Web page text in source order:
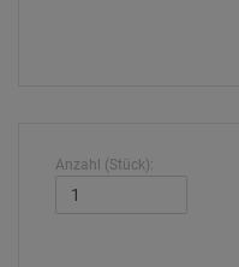
Anzahl (Stück):